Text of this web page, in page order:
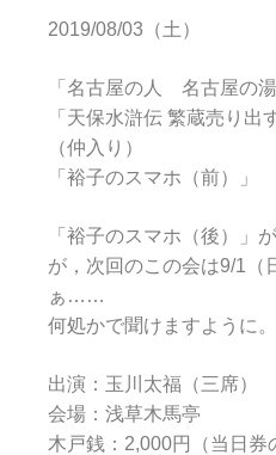
2019/08/03（土）
「名古屋の人 名古屋の湯
「天保水滸伝 繁蔵売り出
（仲入り）
「裕子のスマホ（前）」
「裕子のスマホ（後）」
が，次回のこの会は9/1（
ぁ……
何処かで聞けますように。
出演：玉川太福（三席）
会場：浅草木馬亭
木戸銭：2,000円（当日券